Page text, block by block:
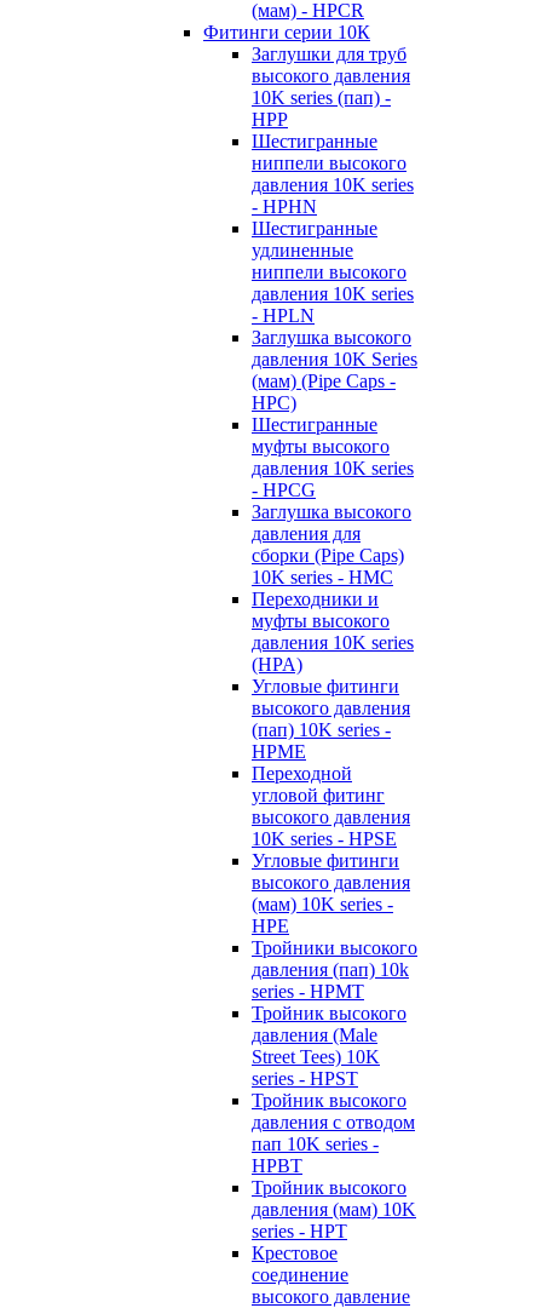
(мам) - HPCR
Фитинги серии 10К
Заглушки для труб
высокого давления
10K series (пап) -
HPP
Шестигранные
ниппели высокого
давления 10K series
- HPHN
Шестигранные
удлиненные
ниппели высокого
давления 10K series
- HPLN
Заглушка высокого
давления 10K Series
(мам) (Pipe Caps -
HPC)
Шестигранные
муфты высокого
давления 10K series
- HPCG
Заглушка высокого
давления для
сборки (Pipe Caps)
10K series - HMC
Переходники и
муфты высокого
давления 10K series
(HPA)
Угловые фитинги
высокого давления
(пап) 10K series -
HPME
Переходной
угловой фитинг
высокого давления
10K series - HPSE
Угловые фитинги
высокого давления
(мам) 10K series -
HPE
Тройники высокого
давления (пап) 10k
series - HPMT
Тройник высокого
давления (Male
Street Tees) 10K
series - HPST
Тройник высокого
давления с отводом
пап 10K series -
HPBT
Тройник высокого
давления (мам) 10K
series - HPT
Крестовое
соединение
высокого давление